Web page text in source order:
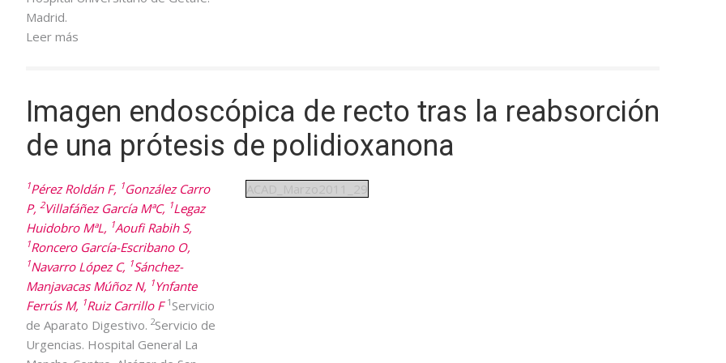
Madrid.
Leer más
Imagen endoscópica de recto tras la reabsorción
de una prótesis de polidioxanona
1Pérez Roldán F, 1González Carro
P, 2Villafáñez García MªC, 1Legaz
Huidobro MªL, 1Aoufi Rabih S,
1Roncero García-Escribano O,
1Navarro López C, 1Sánchez-
Manjavacas Múñoz N, 1Ynfante
Ferrús M, 1Ruiz Carrillo F 1 Servicio
de Aparato Digestivo. 2Servicio de
Urgencias. Hospital General La
ACAD_Marzo2011_29